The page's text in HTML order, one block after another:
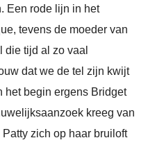
Een rode lijn in het
tevens de moeder van
die tijd al zo vaal
dat we de tel zijn kwijt
het begin ergens Bridget
kreeg van
zich op haar bruiloft